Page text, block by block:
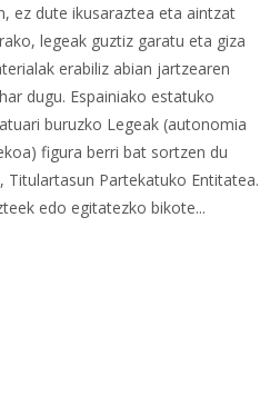
ez dute ikusaraztea eta aintzat
legeak guztiz garatu eta giza
erabiliz abian jartzearen
dugu. Espainiako estatuko
buruzko Legeak (autonomia
figura berri bat sortzen du
Titulartasun Partekatuko Entitatea.
edo egitatezko bikote...